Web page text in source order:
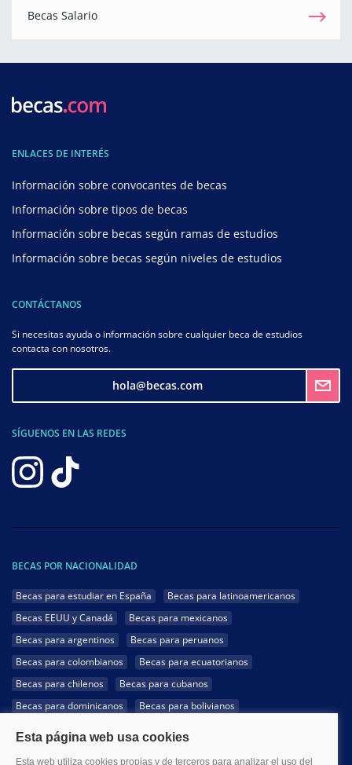
Becas Salario
ENLACES DE INTERÉS
Información sobre convocantes de becas
Información sobre tipos de becas
Información sobre becas según ramas de estudios
Información sobre becas según niveles de estudios
CONTÁCTANOS
Si necesitas ayuda o información sobre cualquier beca de estudios
contacta con nosotros.
hola@becas.com
SÍGUENOS EN LAS REDES
BECAS POR NACIONALIDAD
Becas para estudiar en España
Becas para latinoamericanos
Becas EEUU y Canadá
Becas para mexicanos
Becas para argentinos
Becas para peruanos
Becas para colombianos
Becas para ecuatorianos
Becas para chilenos
Becas para cubanos
Becas para dominicanos
Becas para bolivianos